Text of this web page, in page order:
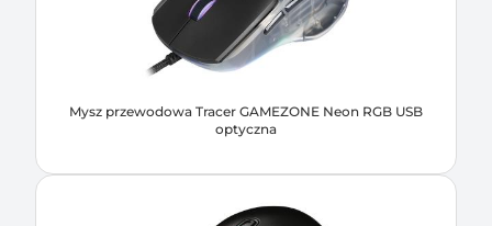
Mysz przewodowa Tracer GAMEZONE Neon RGB USB
optyczna